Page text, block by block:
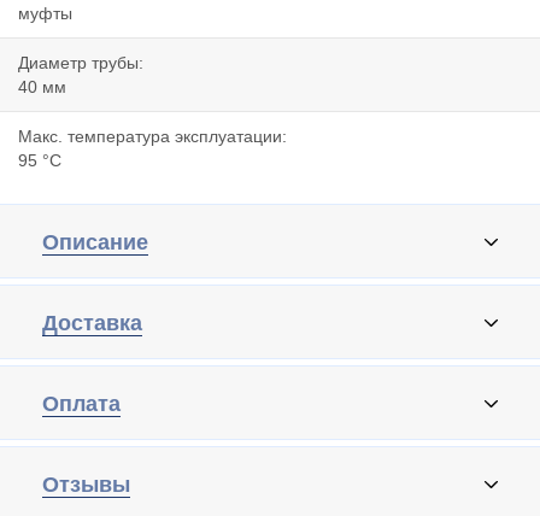
муфты
Диаметр трубы:
40 мм
Макс. температура эксплуатации:
95 °C
Описание
Доставка
Оплата
Отзывы